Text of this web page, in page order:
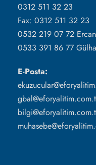
0312 511 32 23
Fax: 0312 511 32 23
0532 219 07 72
0533 391 86 77
E-Posta: